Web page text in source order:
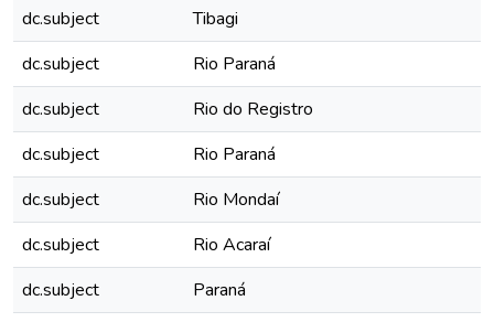
dc.subject
Tibagi
dc.subject
Rio Paraná
dc.subject
Rio do Registro
dc.subject
Rio Paraná
dc.subject
Rio Mondaí
dc.subject
Rio Acaraí
dc.subject
Paraná